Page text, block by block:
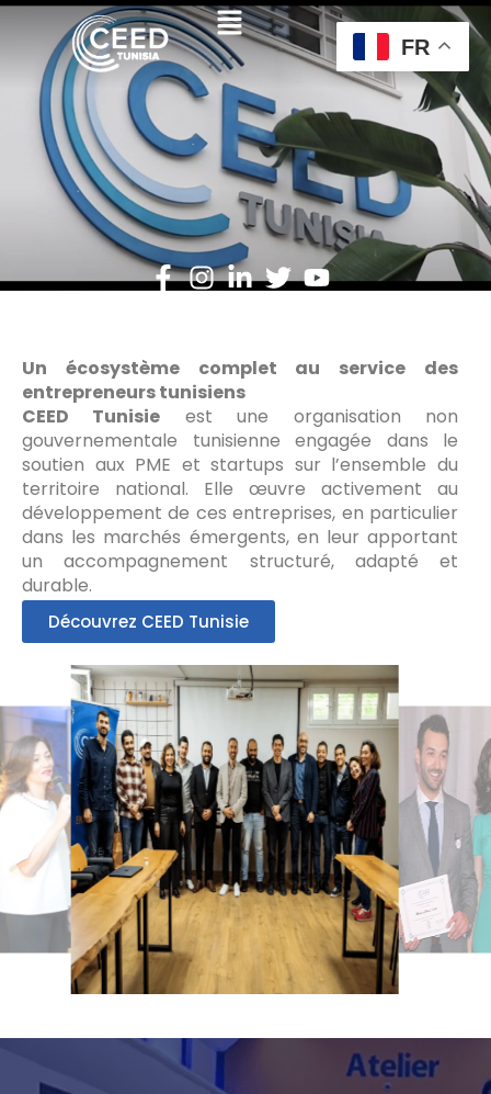
content
Menu
Un écosystème complet au service des
entrepreneurs tunisiens
CEED Tunisie est une organisation non
gouvernementale tunisienne engagée dans le
soutien aux PME et startups sur l’ensemble du
territoire national. Elle œuvre activement au
développement de ces entreprises, en particulier
dans les marchés émergents, en leur apportant
un accompagnement structuré, adapté et
durable.
Découvrez CEED Tunisie
FR